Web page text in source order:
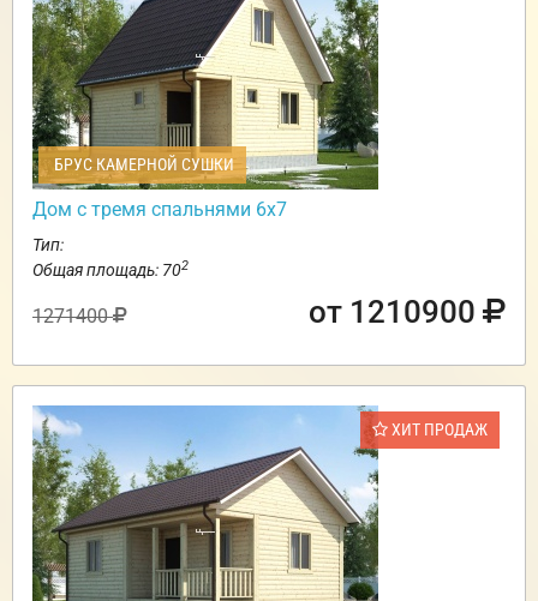
БРУС КАМЕРНОЙ СУШКИ
Дом с тремя спальнями 6х7
Тип:
Общая площадь: 702
1271400 от 1210900
ХИТ ПРОДАЖ